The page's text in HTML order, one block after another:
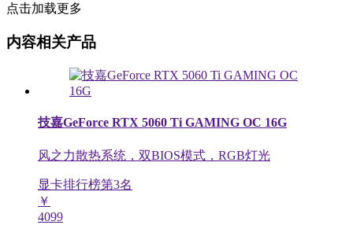
点击加载更多
内容相关产品
技嘉GeForce RTX 5060 Ti GAMING OC 16G
风之力散热系统，双BIOS模式，RGB灯光
显卡排行榜第3名
￥
4099